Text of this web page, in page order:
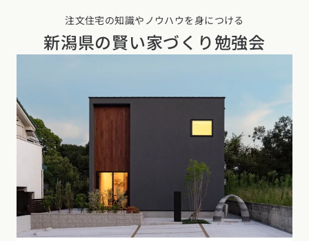
注文住宅の知識やノウハウを身につける
新潟県の賢い家づくり勉強会